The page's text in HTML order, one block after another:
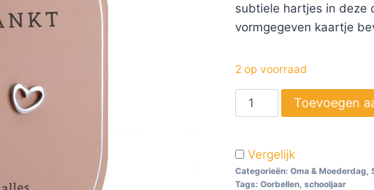
subtiele hartjes in deze
vormgegeven kaartje
2 op voorraad
Toevoegen
Vergelijk
Categorieën: Oma & Moederdag
Tags: Oorbellen, schooljaar